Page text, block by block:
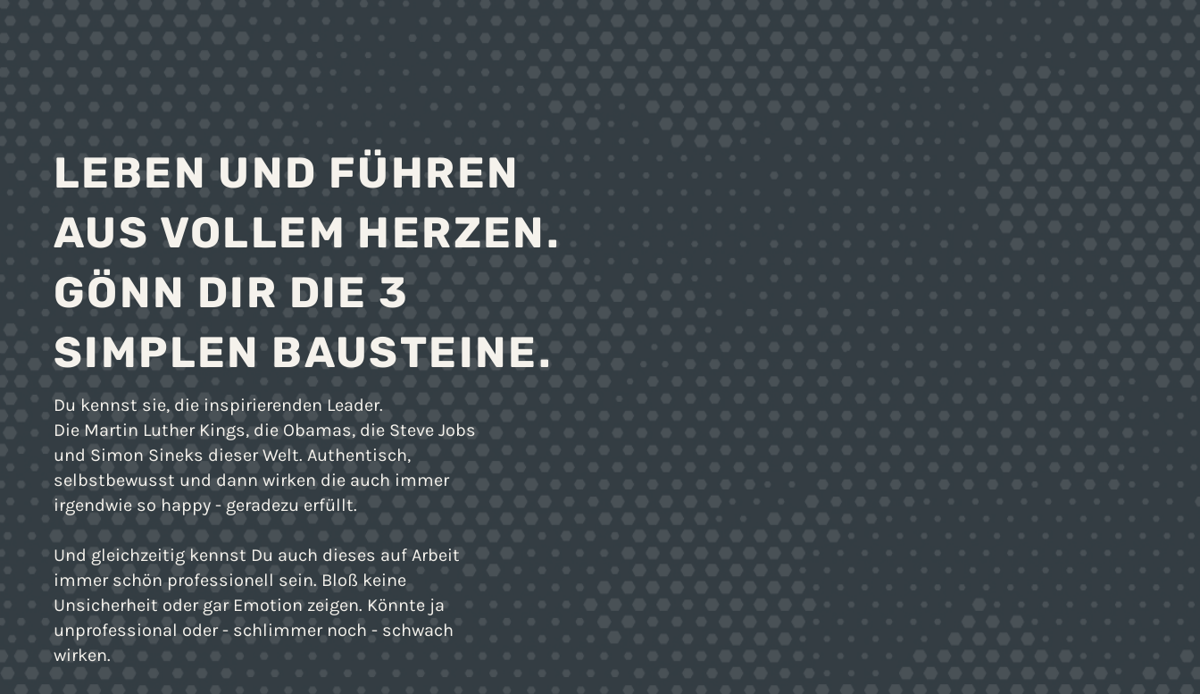
LEBEN UND FÜHREN
AUS VOLLEM HERZEN.
GÖNN DIR DIE 3
SIMPLEN BAUSTEINE.
Du kennst sie, die inspirierenden Leader.
Die Martin Luther Kings, die Obamas, die Steve Jobs
und Simon Sineks dieser Welt. Authentisch,
selbstbewusst und dann wirken die auch immer
irgendwie so happy - geradezu erfüllt.
Und gleichzeitig kennst Du auch dieses auf Arbeit
immer schön professionell sein. Bloß keine
Unsicherheit oder gar Emotion zeigen. Könnte ja
unprofessional oder - schlimmer noch - schwach
wirken.